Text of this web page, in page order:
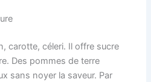
carotte, céleri. Il offre sucre
Des pommes de terre
sans noyer la saveur. Par